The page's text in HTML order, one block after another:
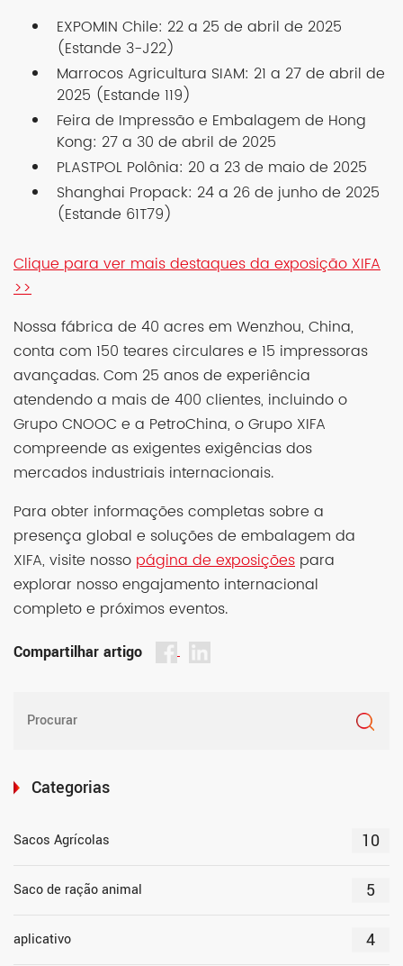
EXPOMIN Chile: 22 a 25 de abril de 2025
(Estande 3-J22)
Marrocos Agricultura SIAM: 21 a 27 de abril de
2025 (Estande 119)
Feira de Impressão e Embalagem de Hong
Kong: 27 a 30 de abril de 2025
PLASTPOL Polônia: 20 a 23 de maio de 2025
Shanghai Propack: 24 a 26 de junho de 2025
(Estande 61T79)
Clique para ver mais destaques da exposição XIFA
>>
Nossa fábrica de 40 acres em Wenzhou, China,
conta com 150 teares circulares e 15 impressoras
avançadas. Com 25 anos de experiência
atendendo a mais de 400 clientes, incluindo o
Grupo CNOOC e a PetroChina, o Grupo XIFA
compreende as exigentes exigências dos
mercados industriais internacionais.
Para obter informações completas sobre a
presença global e soluções de embalagem da
XIFA, visite nosso página de exposições para
explorar nosso engajamento internacional
completo e próximos eventos.
Compartilhar artigo
Categorias
Sacos Agrícolas 10
Saco de ração animal 5
aplicativo 4